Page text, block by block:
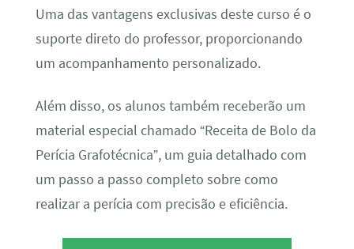
Uma das vantagens exclusivas deste curso é o
suporte direto do professor, proporcionando
um acompanhamento personalizado.
Além disso, os alunos também receberão um
material especial chamado “Receita de Bolo da
Perícia Grafotécnica”, um guia detalhado com
um passo a passo completo sobre como
realizar a perícia com precisão e eficiência.